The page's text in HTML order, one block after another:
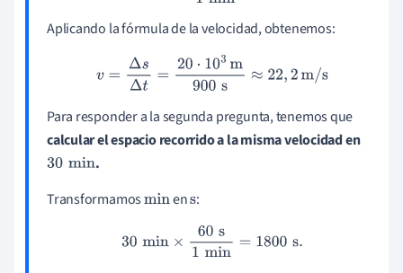
Aplicando la fórmula de la velocidad, obtenemos:
=Δs 20⋅10 3m900s ≈22,2m /s
Para responder a la segunda pregunta, tenemos que
calcular el espacio recorrido a la misma velocidad en
30min .
Transformamosmin ens:
30min× 60s1min =1800s.